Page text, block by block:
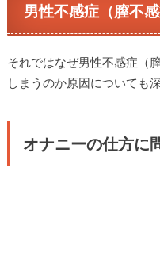
男性不感症（膣不
それではなぜ男性不感症（
しまうのか原因についても
オナニーの仕方に